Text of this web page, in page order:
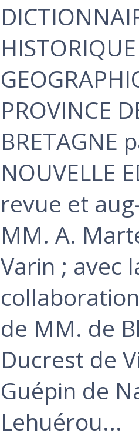
PROVINCE
BRETAGNE
NOUVELLE
revue et
MM. A.
Varin ; avec
de MM. de
Ducrest de
Guépin de
Lehuérou...‎